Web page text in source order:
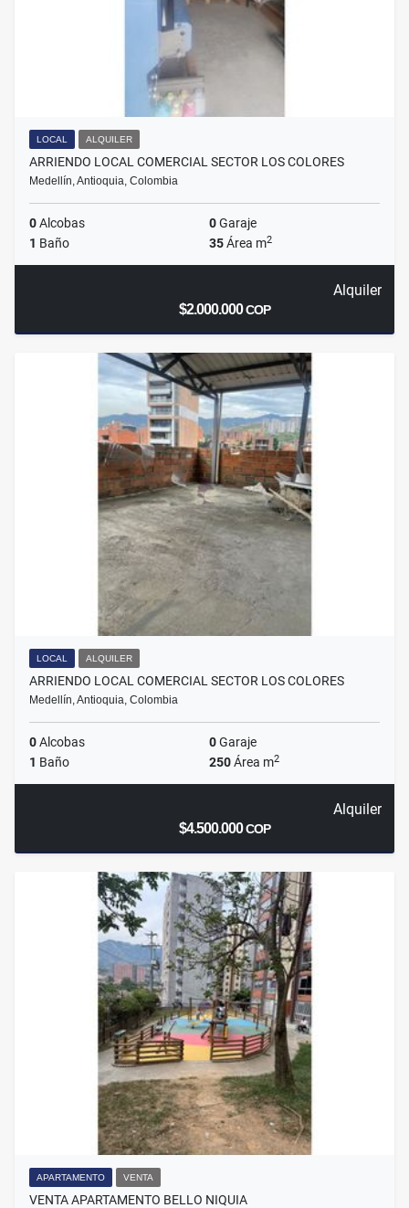
LOCAL ALQUILER
ARRIENDO LOCAL COMERCIAL SECTOR LOS COLORES
Medellín, Antioquia, Colombia
0Alcobas 0Garaje
1 Baño 35Área m2
Alquiler
$2.000.000COP
LOCAL ALQUILER
ARRIENDO LOCAL COMERCIAL SECTOR LOS COLORES
Medellín, Antioquia, Colombia
0Alcobas 0Garaje
1 Baño 250Área m2
Alquiler
$4.500.000COP
APARTAMENTO VENTA
VENTA APARTAMENTO BELLO NIQUIA